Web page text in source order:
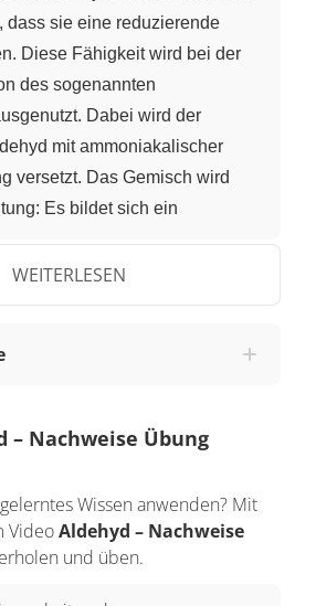
dass sie eine reduzierende
Diese Fähigkeit wird bei der
des sogenannten
Dabei wird der
mit ammoniakalischer
versetzt. Das Gemisch wird
Es bildet sich ein
das heißt, dass sich am
absetzen, die einen
in wässriger Lösung. Es
reagiert Ammoniak mit
reagiert mit einem
Ion, OH^-. Die Silber-Ionen
reagieren jetzt mit den Hydroxid-
WEITERLESEN
– Nachweise Übung
Wissen anwenden? Mit
VideoAldehyd – Nachweise
und üben.